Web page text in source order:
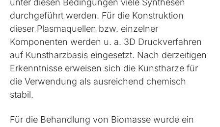
unter diesen Bedingungen viele Synthesen
durchgeführt werden. Für die Konstruktion
dieser Plasmaquellen bzw. einzelner
Komponenten werden u. a. 3D Druckverfahren
auf Kunstharzbasis eingesetzt. Nach derzeitigen
Erkenntnisse erweisen sich die Kunstharze für
die Verwendung als ausreichend chemisch
stabil.
Für die Behandlung von Biomasse wurde ein